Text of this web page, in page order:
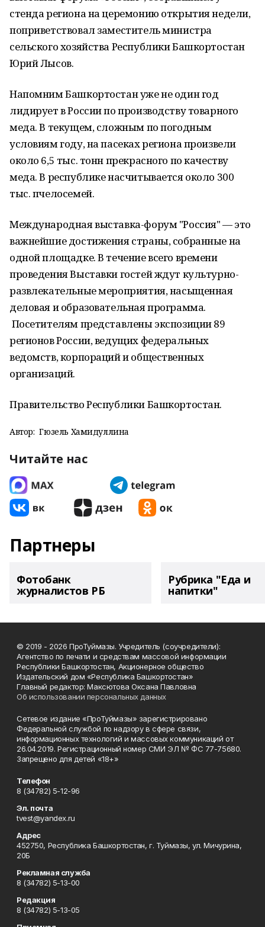
стенда региона на церемонию открытия недели,
поприветствовал заместитель министра
сельского хозяйства Республики Башкортостан
Юрий Лысов.
​Напомним Башкортостан уже не один год
лидирует в России по производству товарного
меда. В текущем, сложным по погодным
условиям году, на пасеках региона произвели
около 6,5 тыс. тонн прекрасного по качеству
меда. В республике насчитывается около 300
тыс. пчелосемей.
​Международная выставка-форум "Россия" — это
важнейшие достижения страны, собранные на
одной площадке. В течение всего времени
проведения Выставки гостей ждут культурно-
развлекательные мероприятия, насыщенная
деловая и образовательная программа.
Посетителям представлены экспозиции 89
регионов России, ведущих федеральных
ведомств, корпораций и общественных
организаций.
Правительство Республики Башкортостан.
Автор: Гюзель Хамидуллина
Читайте нас
Партнеры
Фотобанк
журналистов РБ
Рубрика "Еда и
напитки"
© 2019 - 2026 ПроТуймазы. Учредитель (соучредители):
Агентство по печати и средствам массовой информации
Республики Башкортостан, Акционерное общество
Издательский дом «Республика Башкортостан»
Главный редактор: Максютова Оксана Павловна
Об использовании персональных данных
Сетевое издание «ПроТуймазы» зарегистрировано
Федеральной службой по надзору в сфере связи,
информационных технологий и массовых коммуникаций от
26.04.2019. Регистрационный номер СМИ ЭЛ № ФС 77-75680.
Запрещено для детей «18+»
Телефон
8 (34782) 5-12-96
Эл. почта
tvest@yandex.ru
Адрес
452750, Республика Башкортостан, г. Туймазы, ул. Мичурина,
20Б
Рекламная служба
8 (34782) 5-13-00
Редакция
8 (34782) 5-13-05